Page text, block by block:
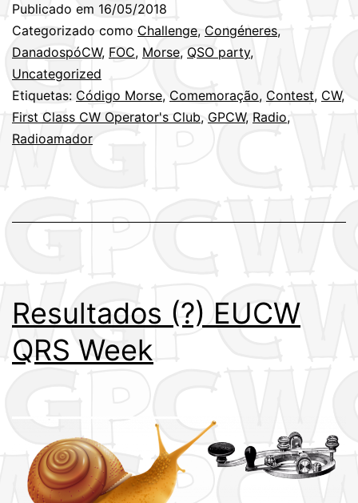
First
Class
Operator’s
Publicado em 16/05/2018
Categorizado como Challenge, Congéneres,
DanadospóCW, FOC, Morse, QSO party,
Uncategorized
Etiquetas: Código Morse, Comemoração, Contest, CW,
First Class CW Operator's Club, GPCW, Radio,
Radioamador
Resultados (?) EUCW
QRS Week